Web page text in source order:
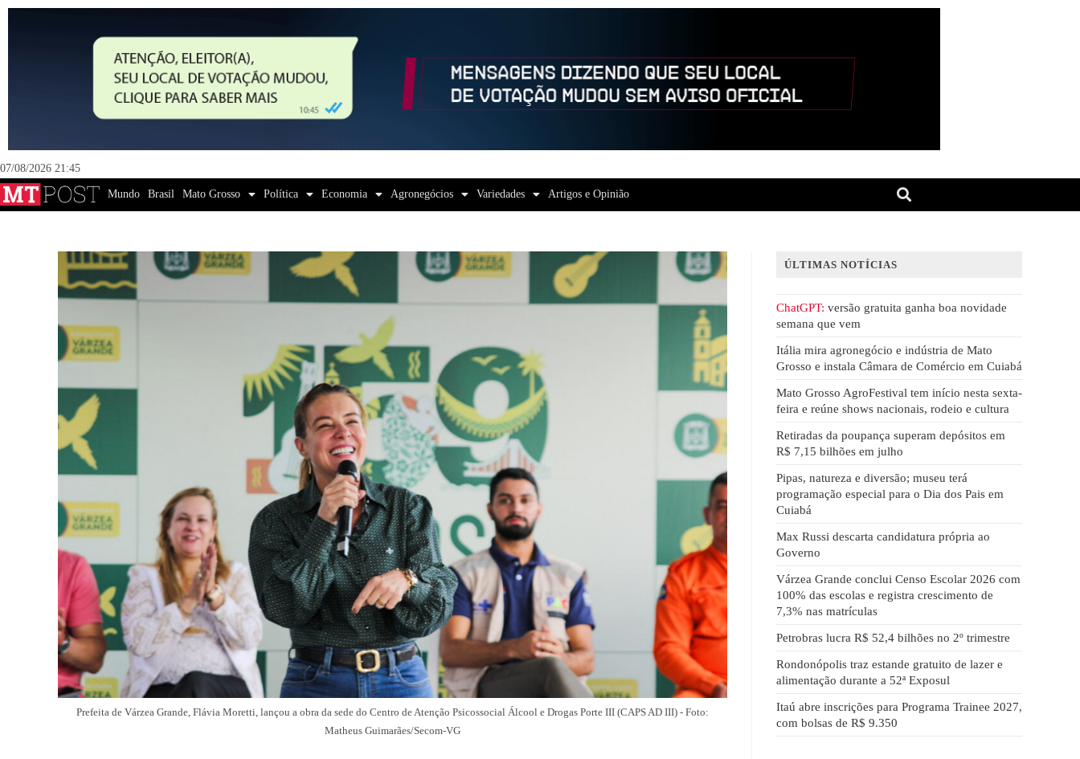
07/08/2026 21:45
Mundo Brasil Mato Grosso Política Economia Agronegócios Variedades Artigos e Opinião
Prefeita de Várzea Grande, Flávia Moretti, lançou a obra da sede do Centro de Atenção Psicossocial Álcool e Drogas Porte III (CAPS AD III) - Foto:
Matheus Guimarães/Secom-VG
ÚLTIMAS NOTÍCIAS
ChatGPT: versão gratuita ganha boa novidade
semana que vem
Itália mira agronegócio e indústria de Mato
Grosso e instala Câmara de Comércio em Cuiabá
Mato Grosso AgroFestival tem início nesta sexta-
feira e reúne shows nacionais, rodeio e cultura
Retiradas da poupança superam depósitos em
R$ 7,15 bilhões em julho
Pipas, natureza e diversão; museu terá
programação especial para o Dia dos Pais em
Cuiabá
Max Russi descarta candidatura própria ao
Governo
Várzea Grande conclui Censo Escolar 2026 com
100% das escolas e registra crescimento de
7,3% nas matrículas
Petrobras lucra R$ 52,4 bilhões no 2º trimestre
Rondonópolis traz estande gratuito de lazer e
alimentação durante a 52ª Exposul
Itaú abre inscrições para Programa Trainee 2027,
com bolsas de R$ 9.350